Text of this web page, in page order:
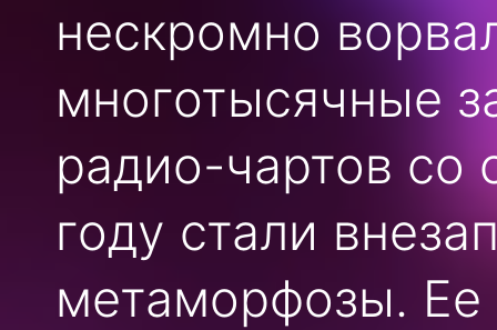
нескромно
многотысячные
радио-чартов со
году стали
метаморфозы. Ее